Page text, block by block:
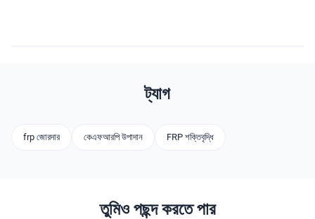
ট্যাগ
frp জোরদার কেএফআরপি উপাদান FRP শক্তিবৃদ্ধি
তুমিও পছন্দ করতে পার